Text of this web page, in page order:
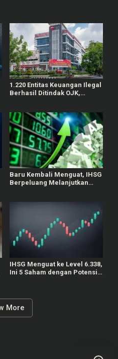
1.220 Entitas Keuangan Ilegal
Berhasil Ditindak OJK,
Baru Kembali Menguat, IHSG
Berpeluang Melanjutkan
IHSG Menguat ke Level 6.338,
Ini 5 Saham dengan Potensi
More